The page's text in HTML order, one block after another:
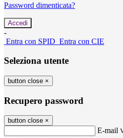
Password dimenticata?
-
Entra con SPID Entra con CIE
Seleziona utente
button close ×
Recupero password
button close ×
E-mail